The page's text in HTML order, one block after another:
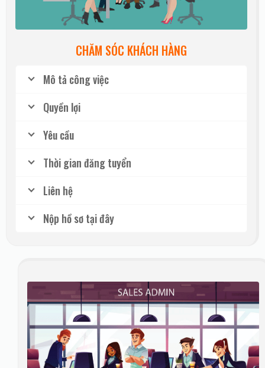
CHĂM SÓC KHÁCH HÀNG
Mô tả công việc
Quyền lợi
Yêu cầu
Thời gian đăng tuyển
Liên hệ
Nộp hồ sơ tại đây